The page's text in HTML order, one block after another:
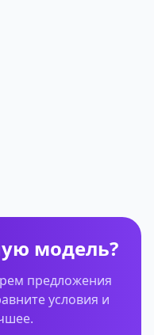
модель?
предложения
условия и